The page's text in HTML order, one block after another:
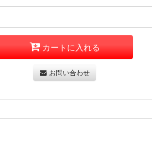
カートに入れる
お問い合わせ